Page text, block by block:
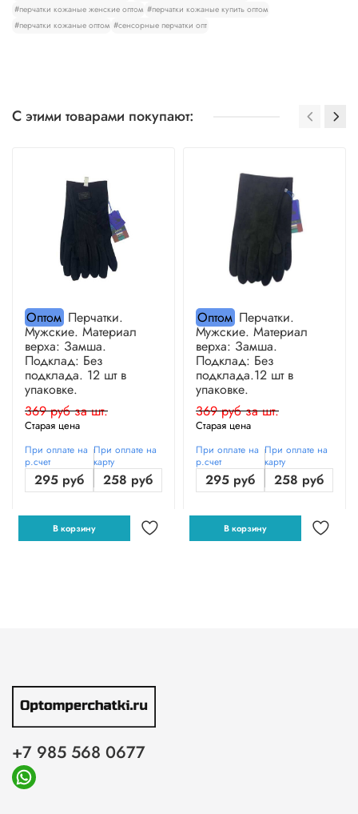
#перчатки кожаные женские оптом #перчатки кожаные купить оптом
#перчатки кожаные оптом #сенсорные перчатки опт
С этими товарами покупают:
ОптомПерчатки.
Мужские. Материал
верха: Замша.
Подклад: Без
подклада. 12 шт в
упаковке.
369 руб за шт.
Старая цена
При оплате на
р.счет
295 руб
При оплате на
карту
258 руб
В корзину
ОптомПерчатки.
Мужские. Материал
верха: Замша.
Подклад: Без
подклада.12 шт в
упаковке.
369 руб за шт.
Старая цена
При оплате на
р.счет
295 руб
При оплате на
карту
258 руб
В корзину
+7 985 568 0677